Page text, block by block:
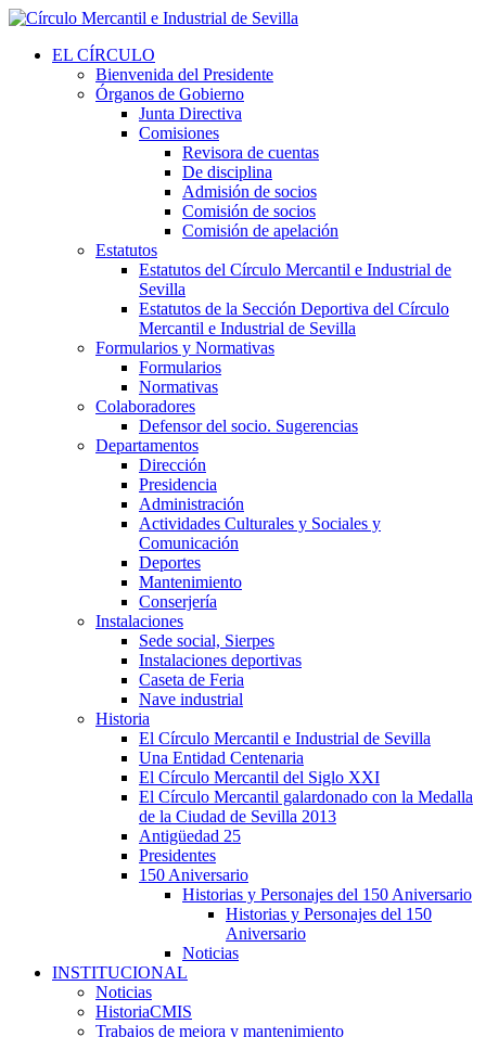
EL CÍRCULO
Bienvenida del Presidente
Órganos de Gobierno
Junta Directiva
Comisiones
Revisora de cuentas
De disciplina
Admisión de socios
Comisión de socios
Comisión de apelación
Estatutos
Estatutos del Círculo Mercantil e Industrial de
Sevilla
Estatutos de la Sección Deportiva del Círculo
Mercantil e Industrial de Sevilla
Formularios y Normativas
Formularios
Normativas
Colaboradores
Defensor del socio. Sugerencias
Departamentos
Dirección
Presidencia
Administración
Actividades Culturales y Sociales y
Comunicación
Deportes
Mantenimiento
Conserjería
Instalaciones
Sede social, Sierpes
Instalaciones deportivas
Caseta de Feria
Nave industrial
Historia
El Círculo Mercantil e Industrial de Sevilla
Una Entidad Centenaria
El Círculo Mercantil del Siglo XXI
El Círculo Mercantil galardonado con la Medalla
de la Ciudad de Sevilla 2013
Antigüedad 25
Presidentes
150 Aniversario
Historias y Personajes del 150 Aniversario
Historias y Personajes del 150
Aniversario
Noticias
INSTITUCIONAL
Noticias
HistoriaCMIS
Trabajos de mejora y mantenimiento